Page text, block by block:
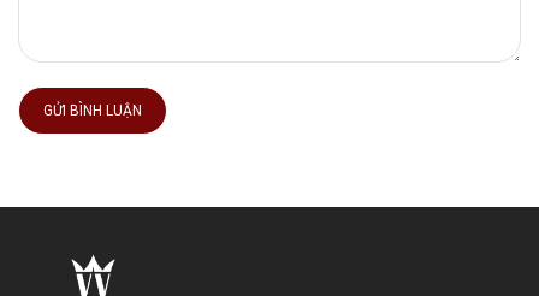
GỬI BÌNH LUẬN